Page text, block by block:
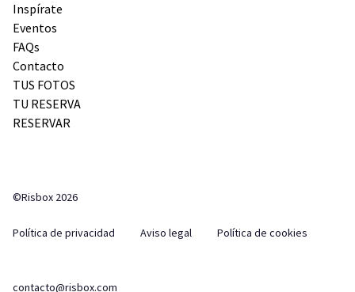
Inspírate
Eventos
FAQs
Contacto
TUS FOTOS
TU RESERVA
RESERVAR
©Risbox 2026
Política de privacidad Aviso legal Política de cookies
contacto@risbox.com